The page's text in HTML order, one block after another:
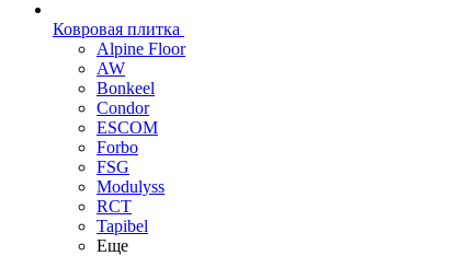
Ковровая плитка
Alpine Floor
AW
Bonkeel
Condor
ESCOM
Forbo
FSG
Modulyss
RCT
Tapibel
Еще